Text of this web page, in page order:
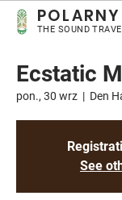
POLARNY
THE SOUND
Ecstatic
pon., 30 wrz
  |
Den
See